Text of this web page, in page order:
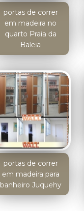
portas de correr
em madeira no
quarto Praia da
Baleia
portas de correr
em madeira para
banheiro Juquehy